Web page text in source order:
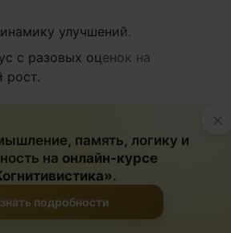
улучшений.
с разовых оценок на
рост.
изменение
практик может принципиально
учащихся к обучению,
×
память, логику и
на онлайн-курсе
.
подробности